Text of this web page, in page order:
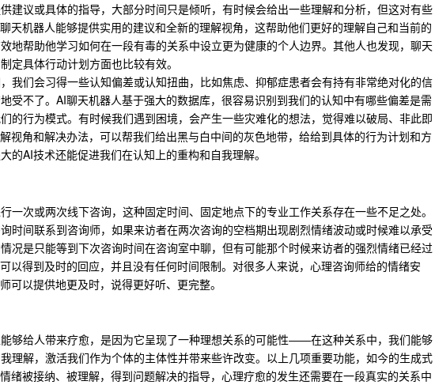
建议或具体的指导，大部分时间只是倾听，有时候会给出一些理解和分析，但这对有些
天机器人能够提供实用的建议和全新的理解视角，这帮助他们更好的理解自己和当前的
地帮助他学习如何在一段有毒的关系中设立更为健康的个人边界。其他人也发现，聊天
定具体行动计划方面也比较有效。
我们会习得一些认知偏差或认知扭曲，比如焦虑、抑郁症患者会有持有非常绝对化的信
受不了。AI聊天机器人基于强大的数据库，很容易识别到我们的认知中有哪些偏差是需
的行为模式。有时候我们遇到困境，会产生一些灾难化的想法，觉得难以破局、非此即
视角和解决办法，可以帮我们给出黑与白中间的灰色地带，给给到具体的行为计划和方
的AI技术还能促进我们在认知上的重构和自我理解。
一次或两次线下咨询，这种固定时间、固定地点下的专业工作关系存在一些不足之处。
时间联系到咨询师，如果来访者在两次咨询的空档期出现剧烈情绪波动或时候难以承受
况是只能等到下次咨询时间在咨询室中聊，但有可能那个时候来访者的强烈情绪已经过
以得到及时的回应，并且没有任何时间限制。对很多人来说，心理咨询师给的情绪安
以提供地更及时，说得更好听、更完整。
够给人带来疗愈，是因为它呈现了一种理想关系的可能性——在这种关系中，我们能够
理解，激活我们作为个体的主体性并带来些许改变。以上几项重要功能，如今的生成式
绪被接纳、被理解，得到问题解决的指导，心理疗愈的发生还需要在一段真实的关系中